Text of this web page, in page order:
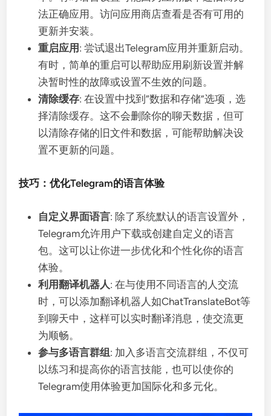
法正确应用。访问应用商店查看是否有可用的
更新并安装。
重启应用 : 尝试退出Telegram应用并重新启动。
有时，简单的重启可以帮助应用刷新设置并解
决暂时性的故障或设置不生效的问题。
清除缓存: 在设置中找到“数据和存储”选项，选
择清除缓存。这不会删除你的聊天数据，但可
以清除存储的旧文件和数据，可能帮助解决设
置不更新的问题。
技巧：优化Telegram的语言体验
自定义界面语言: 除了系统默认的语言设置外，
Telegram允许用户下载或创建自定义的语言
包。这可以让你进一步优化和个性化你的语言
体验。
利用翻译机器人: 在与使用不同语言的人交流
时，可以添加翻译机器人如ChatTranslateBot等
到聊天中，这样可以实时翻译消息，使交流更
为顺畅。
参与多语言群组: 加入多语言交流群组，不仅可
以练习和提高你的语言技能，也可以使你的
Telegram使用体验更加国际化和多元化。